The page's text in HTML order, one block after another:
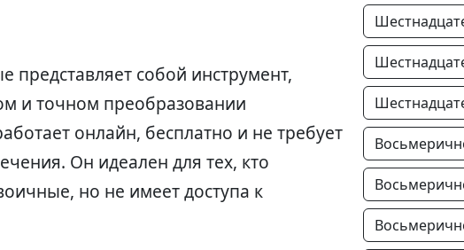
собой инструмент,
и точном преобразовании
онлайн, бесплатно и не требует
Он идеален для тех, кто
но не имеет доступа к